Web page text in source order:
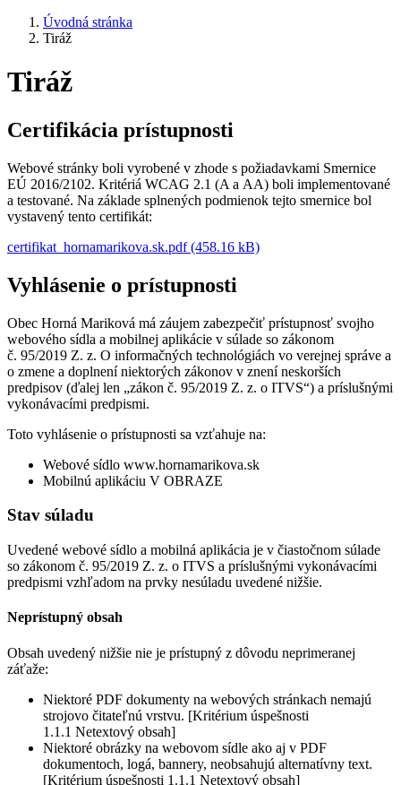
Úvodná stránka
Tiráž
Tiráž
Certifikácia prístupnosti
Webové stránky boli vyrobené v zhode s požiadavkami Smernice
EÚ 2016/2102. Kritériá WCAG 2.1 (A a AA) boli implementované
a testované. Na základe splnených podmienok tejto smernice bol
vystavený tento certifikát:
certifikat_hornamarikova.sk.pdf (458.16 kB)
Vyhlásenie o prístupnosti
Obec Horná Mariková má záujem zabezpečiť prístupnosť svojho
webového sídla a mobilnej aplikácie v súlade so zákonom
č. 95/2019 Z. z. O informačných technológiách vo verejnej správe a
o zmene a doplnení niektorých zákonov v znení neskorších
predpisov (ďalej len „zákon č. 95/2019 Z. z. o ITVS“) a príslušnými
vykonávacími predpismi.
Toto vyhlásenie o prístupnosti sa vzťahuje na:
Webové sídlo www.hornamarikova.sk
Mobilnú aplikáciu V OBRAZE
Stav súladu
Uvedené webové sídlo a mobilná aplikácia je v čiastočnom súlade
so zákonom č. 95/2019 Z. z. o ITVS a príslušnými vykonávacími
predpismi vzhľadom na prvky nesúladu uvedené nižšie.
Neprístupný obsah
Obsah uvedený nižšie nie je prístupný z dôvodu neprimeranej
záťaže:
Niektoré PDF dokumenty na webových stránkach nemajú
strojovo čitateľnú vrstvu. [Kritérium úspešnosti
1.1.1 Netextový obsah]
Niektoré obrázky na webovom sídle ako aj v PDF
dokumentoch, logá, bannery, neobsahujú alternatívny text.
[Kritérium úspešnosti 1.1.1 Netextový obsah]